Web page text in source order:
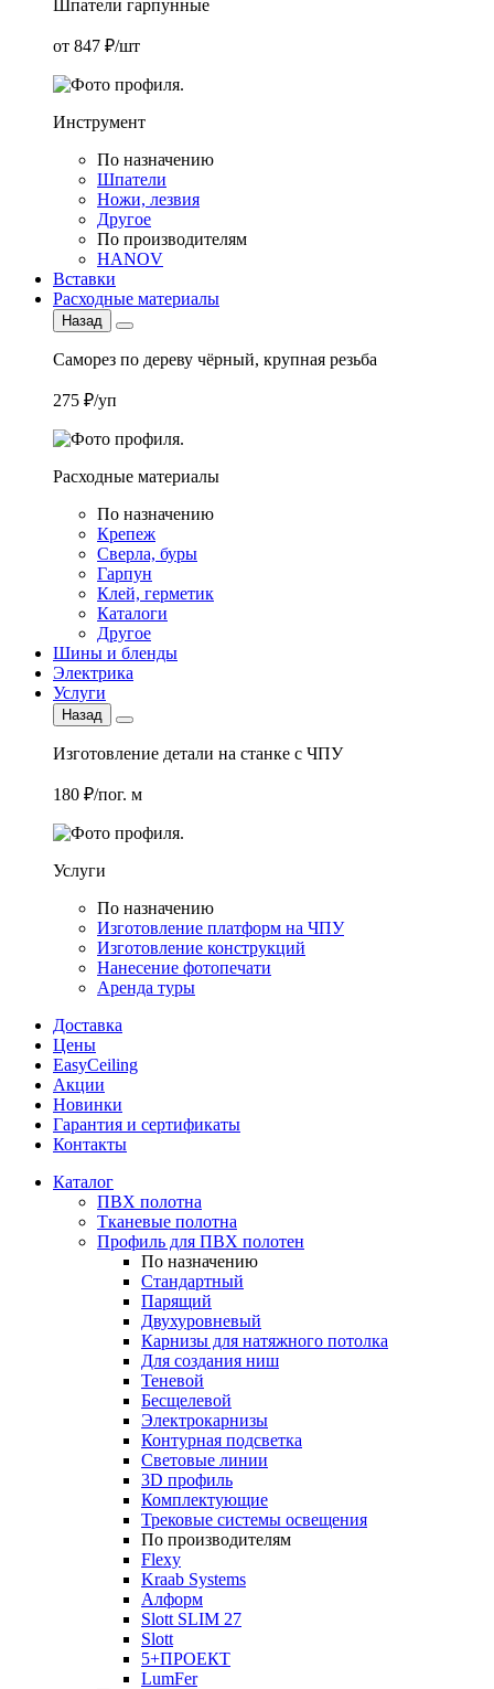
Шпатели гарпунные
от 847 ₽/шт
Инструмент
По назначению
Шпатели
Ножи, лезвия
Другое
По производителям
HANOV
Вставки
Расходные материалы
Назад
Саморез по дереву чёрный, крупная резьба
275 ₽/уп
Расходные материалы
По назначению
Крепеж
Сверла, буры
Гарпун
Клей, герметик
Каталоги
Другое
Шины и бленды
Электрика
Услуги
Назад
Изготовление детали на станке с ЧПУ
180 ₽/пог. м
Услуги
По назначению
Изготовление платформ на ЧПУ
Изготовление конструкций
Нанесение фотопечати
Аренда туры
Доставка
Цены
EasyCeiling
Акции
Новинки
Гарантия и сертификаты
Контакты
Каталог
ПВХ полотна
Тканевые полотна
Профиль для ПВХ полотен
По назначению
Стандартный
Парящий
Двухуровневый
Карнизы для натяжного потолка
Для создания ниш
Теневой
Бесщелевой
Электрокарнизы
Контурная подсветка
Световые линии
3D профиль
Комплектующие
Трековые системы освещения
По производителям
Flexy
Kraab Systems
Алформ
Slott SLIM 27
Slott
5+ПРОЕКТ
LumFer